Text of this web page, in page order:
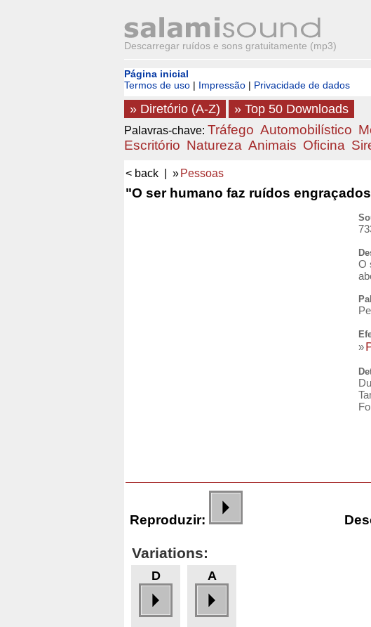
Descarregar ruídos e sons gratuitamente (mp3)
Página inicial
Termos de uso | Impressão | Privacidade de dados
» Diretório (A-Z) » Top 50 Downloads
Palavras-chave: Tráfego Automobilístico
Escritório Natureza Animais Oficina
< back | » Pessoas
"O ser humano faz ruídos
O
»
Reproduzir:
Variations:
D A